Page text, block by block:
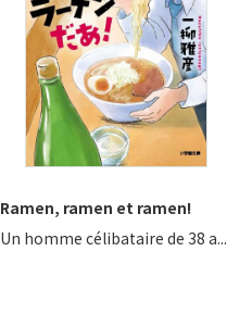
Ramen, ramen et ramen!
Un homme célibataire de 38 a...